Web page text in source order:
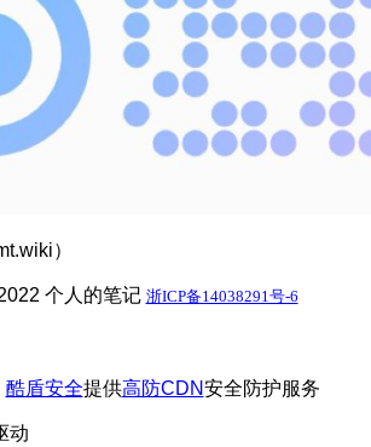
）
个人的笔记 浙ICP备14038291号-6
酷盾安全提供高防CDN安全防护服务
动